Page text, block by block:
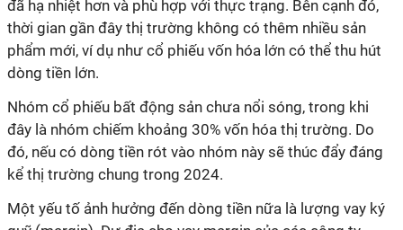
đã hạ nhiệt hơn và phù hợp với thực trạng. Bên cạnh đó,
thời gian gần đây thị trường không có thêm nhiều sản
phẩm mới, ví dụ như cổ phiếu vốn hóa lớn có thể thu hút
dòng tiền lớn.
Nhóm cổ phiếu bất động sản chưa nổi sóng, trong khi
đây là nhóm chiếm khoảng 30% vốn hóa thị trường. Do
đó, nếu có dòng tiền rót vào nhóm này sẽ thúc đẩy đáng
kể thị trường chung trong 2024.
Một yếu tố ảnh hưởng đến dòng tiền nữa là lượng vay ký